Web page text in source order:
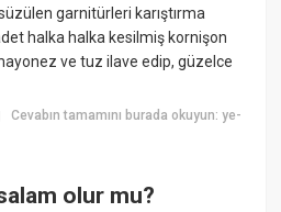
garnitürleri karıştırma
halka halka kesilmiş kornişon
ve tuz ilave edip, güzelce
Cevabın tamamını burada okuyun: ye-
olur mu?